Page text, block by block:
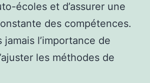
écoles et d’assurer une
des compétences.
l’importance de
les méthodes de